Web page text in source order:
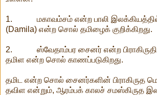
1. மகாவம்சம் என்ற பாலி இலக்கியத்தில்
(Damila) என்ற சொல் தமிழைக் குறிக்கிறது.
2. ஸ்வேதாம்பர சைனர் என்ற பிராகிருதி
தமிள என்ற சொல் காணப்படுகிறது.
தமிட என்ற சொல் சைனர்களின் பிராகிருத
தவிள என்றும், ஆரம்பக் காலச் சமஸ்கிருத